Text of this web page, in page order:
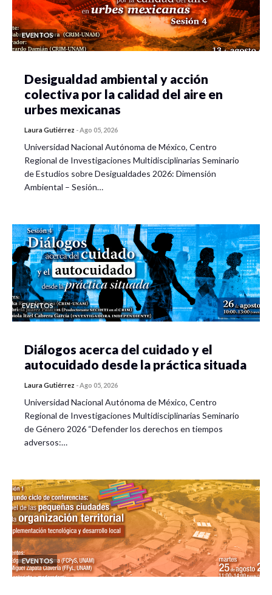
EVENTOS
Desigualdad ambiental y acción
colectiva por la calidad del aire en
urbes mexicanas
Laura Gutiérrez -Ago 05, 2026
Universidad Nacional Autónoma de México, Centro
Regional de Investigaciones Multidisciplinarias Seminario
de Estudios sobre Desigualdades 2026: Dimensión
Ambiental – Sesión…
EVENTOS
Diálogos acerca del cuidado y el
autocuidado desde la práctica situada
Laura Gutiérrez -Ago 05, 2026
Universidad Nacional Autónoma de México, Centro
Regional de Investigaciones Multidisciplinarias Seminario
de Género 2026 “Defender los derechos en tiempos
adversos:…
EVENTOS